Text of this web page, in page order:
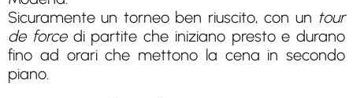
Sicuramente un torneo ben riuscito, con un tour
de forcedi partite che iniziano presto e durano
fino ad orari che mettono la cena in secondo
piano.